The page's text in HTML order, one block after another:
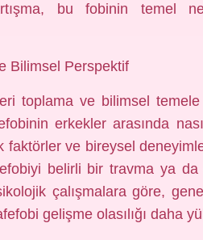
bu fobinin temel
Bilimsel Perspektif
toplama ve bilimsel temele
erkekler arasında
faktörler ve bireysel
belirli bir travma ya da
çalışmalara göre,
gelişme olasılığı daha